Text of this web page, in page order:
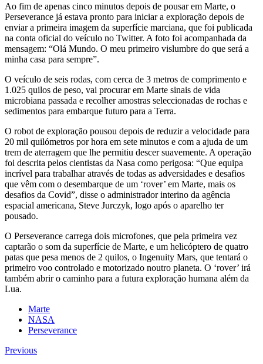
Ao fim de apenas cinco minutos depois de pousar em Marte, o
Perseverance já estava pronto para iniciar a exploração depois de
enviar a primeira imagem da superfície marciana, que foi publicada
na conta oficial do veículo no Twitter. A foto foi acompanhada da
mensagem: “Olá Mundo. O meu primeiro vislumbre do que será a
minha casa para sempre”.
O veículo de seis rodas, com cerca de 3 metros de comprimento e
1.025 quilos de peso, vai procurar em Marte sinais de vida
microbiana passada e recolher amostras seleccionadas de rochas e
sedimentos para embarque futuro para a Terra.
O robot de exploração pousou depois de reduzir a velocidade para
20 mil quilómetros por hora em sete minutos e com a ajuda de um
trem de aterragem que lhe permitiu descer suavemente. A operação
foi descrita pelos cientistas da Nasa como perigosa: “Que equipa
incrível para trabalhar através de todas as adversidades e desafios
que vêm com o desembarque de um ‘rover’ em Marte, mais os
desafios da Covid”, disse o administrador interino da agência
espacial americana, Steve Jurczyk, logo após o aparelho ter
pousado.
O Perseverance carrega dois microfones, que pela primeira vez
captarão o som da superfície de Marte, e um helicóptero de quatro
patas que pesa menos de 2 quilos, o Ingenuity Mars, que tentará o
primeiro voo controlado e motorizado noutro planeta. O ‘rover’ irá
também abrir o caminho para a futura exploração humana além da
Lua.
Marte
NASA
Perseverance
Previous